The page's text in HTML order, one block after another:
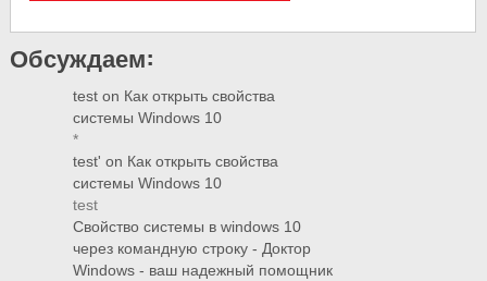
Обсуждаем:
test on Как открыть свойства
системы Windows 10
*
test' on Как открыть свойства
системы Windows 10
test
Свойство системы в windows 10
через командную строку - Доктор
Windows - ваш надежный помощник